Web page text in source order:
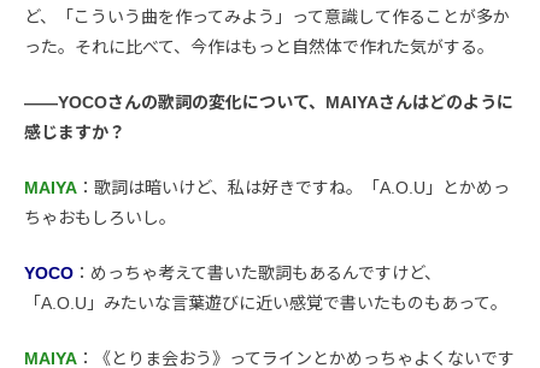
ど、「こういう曲を作ってみよう」って意識して作ることが多か
った。それに比べて、今作はもっと自然体で作れた気がする。
――YOCOさんの歌詞の変化について、MAIYAさんはどのように
感じますか？
MAIYA ：歌詞は暗いけど、私は好きですね。「A.O.U」とかめっ
ちゃおもしろいし。
YOCO ：めっちゃ考えて書いた歌詞もあるんですけど、
「A.O.U」みたいな言葉遊びに近い感覚で書いたものもあって。
MAIYA ：《とりま会おう》ってラインとかめっちゃよくないです